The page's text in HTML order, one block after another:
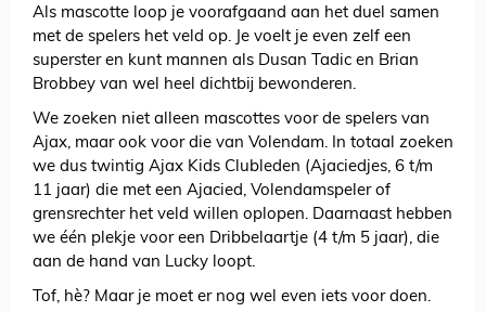
Als mascotte loop je voorafgaand aan het duel samen
met de spelers het veld op. Je voelt je even zelf een
superster en kunt mannen als Dusan Tadic en Brian
Brobbey van wel heel dichtbij bewonderen.
We zoeken niet alleen mascottes voor de spelers van
Ajax, maar ook voor die van Volendam. In totaal zoeken
we dus twintig Ajax Kids Clubleden (Ajaciedjes, 6 t/m
11 jaar) die met een Ajacied, Volendamspeler of
grensrechter het veld willen oplopen. Daarnaast hebben
we één plekje voor een Dribbelaartje (4 t/m 5 jaar), die
aan de hand van Lucky loopt.
Tof, hè? Maar je moet er nog wel even iets voor doen.